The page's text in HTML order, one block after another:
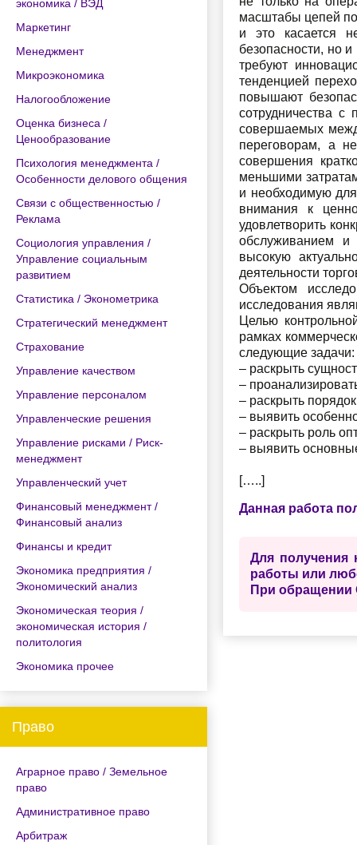
экономика / ВЭД
Маркетинг
Менеджмент
Микроэкономика
Налогообложение
Оценка бизнеса /
Ценообразование
Психология менеджмента /
Особенности делового общения
Связи с общественностью /
Реклама
Социология управления /
Управление социальным
развитием
Статистика / Эконометрика
Стратегический менеджмент
Страхование
Управление качеством
Управление персоналом
Управленческие решения
Управление рисками / Риск-
менеджмент
Управленческий учет
Финансовый менеджмент /
Финансовый анализ
Финансы и кредит
Экономика предприятия /
Экономический анализ
Экономическая теория /
экономическая история /
политология
Экономика прочее
Право
Аграрное право / Земельное
право
Административное право
Арбитраж
масштабы цепей
и это касается
безопасности, но
требуют
тенденцией
повышают
сотрудничества с
совершаемых
переговорам, а
совершения
меньшими
и необходимую
внимания к
удовлетворить
обслуживанием и
высокую
деятельности
Объектом
исследования
Целью
рамках
следующие задачи:
– раскрыть
–
– раскрыть
– выявить
– раскрыть роль
– выявить
[…..]
Данная работа
Для получения
работы или
При обращении